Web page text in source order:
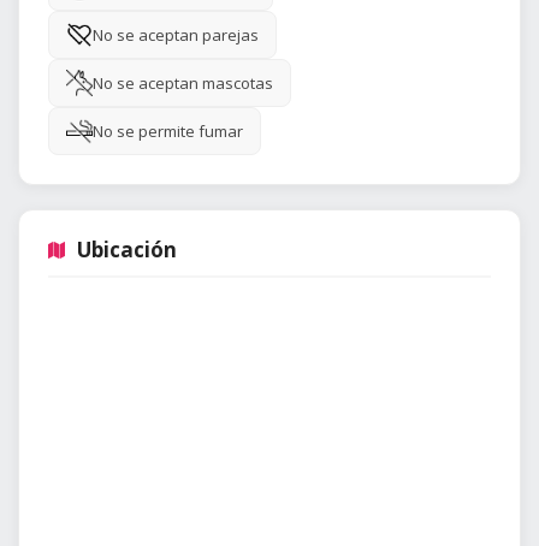
No se aceptan parejas
No se aceptan mascotas
No se permite fumar
Ubicación